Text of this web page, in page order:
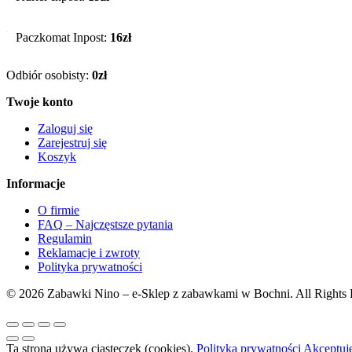
Paczkomat Inpost: 16zł
Odbiór osobisty: 0zł
Twoje konto
Zaloguj się
Zarejestruj się
Koszyk
Informacje
O firmie
FAQ – Najczęstsze pytania
Regulamin
Reklamacje i zwroty
Polityka prywatności
© 2026 Zabawki Nino – e-Sklep z zabawkami w Bochni. All Rights
Ta strona używa ciasteczek (cookies). Polityka prywatności